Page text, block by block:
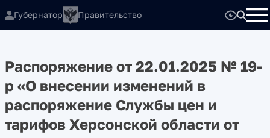
Губернатор Правительство
Распоряжение от 22.01.2025 № 19-
р «О внесении изменений в
распоряжение Службы цен и
тарифов Херсонской области от